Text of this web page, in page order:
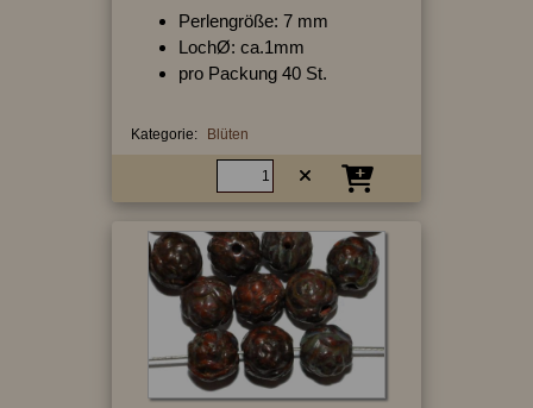
Perlengröße: 7 mm
LochØ: ca.1mm
pro Packung 40 St.
Kategorie: Blüten